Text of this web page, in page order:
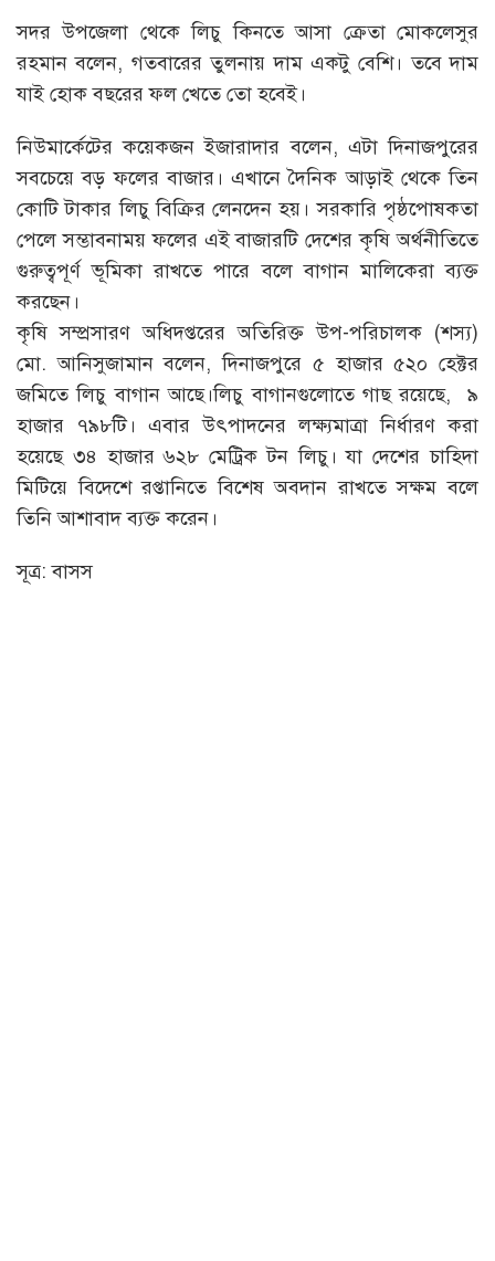
সদর উপজেলা থেকে লিচু কিনতে আসা ক্রেতা মোকলেসুর
রহমান বলেন, গতবারের তুলনায় দাম একটু বেশি। তবে দাম
যাই হোক বছরের ফল খেতে তো হবেই।
নিউমার্কেটের কয়েকজন ইজারাদার বলেন, এটা দিনাজপুরের
সবচেয়ে বড় ফলের বাজার। এখানে দৈনিক আড়াই থেকে তিন
কোটি টাকার লিচু বিক্রির লেনদেন হয়। সরকারি পৃষ্ঠপোষকতা
পেলে সম্ভাবনাময় ফলের এই বাজারটি দেশের কৃষি অর্থনীতিতে
গুরুত্বপূর্ণ ভূমিকা রাখতে পারে বলে বাগান মালিকেরা ব্যক্ত
করছেন।
কৃষি সম্প্রসারণ অধিদপ্তরের অতিরিক্ত উপ-পরিচালক (শস্য)
মো. আনিসুজামান বলেন, দিনাজপুরে ৫ হাজার ৫২০ হেক্টর
জমিতে লিচু বাগান আছে।লিচু বাগানগুলোতে গাছ রয়েছে, ৯
হাজার ৭৯৮টি। এবার উৎপাদনের লক্ষ্যমাত্রা নির্ধারণ করা
হয়েছে ৩৪ হাজার ৬২৮ মেট্রিক টন লিচু। যা দেশের চাহিদা
মিটিয়ে বিদেশে রপ্তানিতে বিশেষ অবদান রাখতে সক্ষম বলে
তিনি আশাবাদ ব্যক্ত করেন।
সূত্র: বাসস